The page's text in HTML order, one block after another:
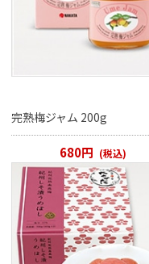
完熟梅ジャム 200g
680円 (税込)